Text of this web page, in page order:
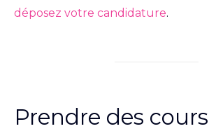
déposez votre candidature.
Prendre des cours